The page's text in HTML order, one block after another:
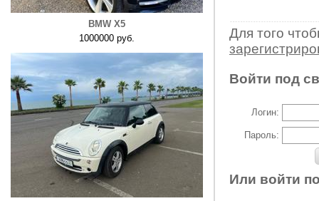
BMW X5
1000000 руб.
Для того
Войти под
Логин:
Пароль:
Или войти